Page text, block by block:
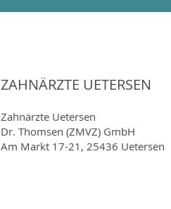
ZAHNÄRZTE UETERSEN
Zahnärzte Uetersen
Dr. Thomsen (ZMVZ) GmbH
Am Markt 17-21, 25436 Uetersen